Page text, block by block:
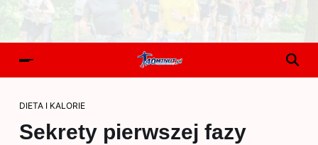
DIETA I KALORIE
Sekrety pierwszej fazy